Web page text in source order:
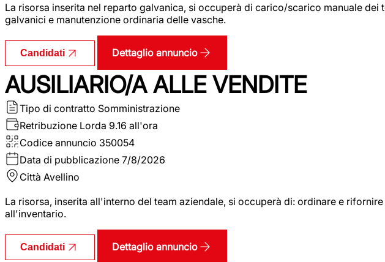
La risorsa inserita nel reparto galvanica, si occuperà di carico/scarico manuale
galvanici e manutenzione ordinaria delle vasche.
Candidati Dettaglio annuncio
AUSILIARIO/A ALLE VENDITE
Tipo di contratto Somministrazione
Retribuzione Lorda 9.16 all'ora
Codice annuncio 350054
Data di pubblicazione 7/8/2026
Città Avellino
La risorsa, inserita all'interno del team aziendale, si occuperà di: ordinare e
all'inventario.
Candidati Dettaglio annuncio